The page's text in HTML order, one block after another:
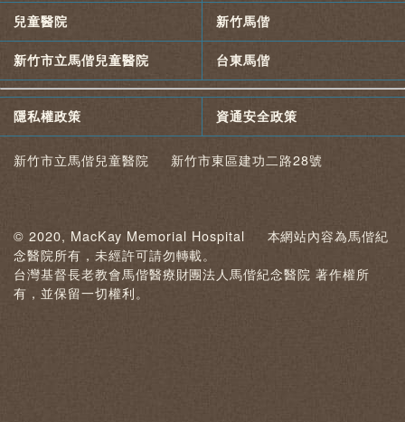
兒童醫院 新竹馬偕
新竹市立馬偕兒童醫院 台東馬偕
隱私權政策 資通安全政策
新竹市立馬偕兒童醫院 新竹市東區建功二路28號
© 2020, MacKay Memorial Hospital 本網站內容為馬偕紀
念醫院所有，未經許可請勿轉載。
台灣基督長老教會馬偕醫療財團法人馬偕紀念醫院 著作權所
有，並保留一切權利。